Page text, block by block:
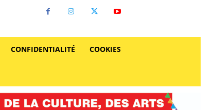
CONFIDENTIALITÉ COOKIES